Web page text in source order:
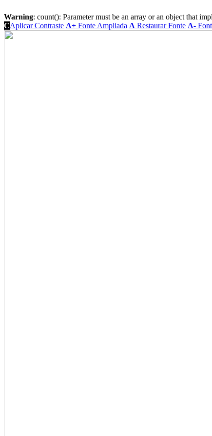
Warning: count(): Parameter must be an array or an object that
CAplicar Contraste A+ Fonte Ampliada A Restaurar Fonte A-